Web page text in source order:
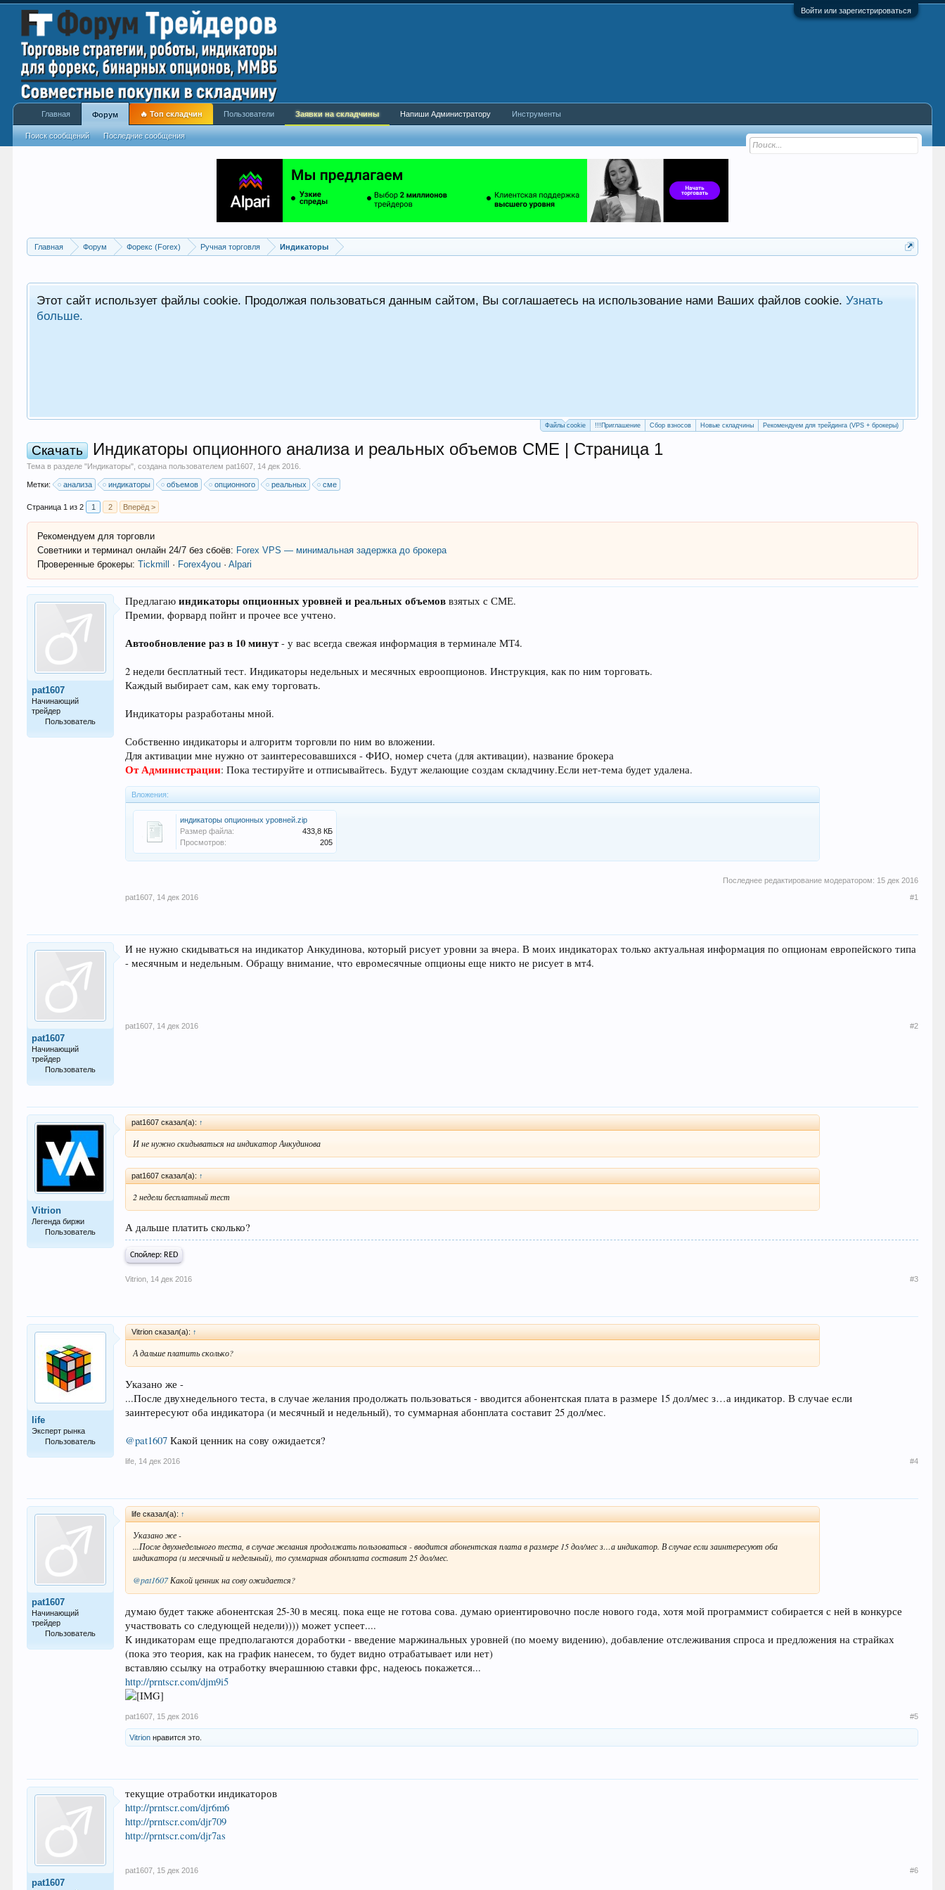
Войти или зарегистрироваться
Главная Форум Форекс (Forex) Ручная торговля Индикаторы
Этот сайт использует файлы cookie. Продолжая пользоваться данным сайтом, Вы соглашаетесь на использование нами Ваших файлов cookie.Узнать
больше.
Файлы cookie !!!Приглашение Сбор взносов Новые складчины Рекомендуем для трейдинга (VPS + брокеры)
Скачать Индикаторы опционного анализа и реальных объемов СМЕ | Страница 1
Тема в разделе "Индикаторы", создана пользователемpat1607 14 дек 2016
Метки: анализа индикаторы объемов опционного реальных сме
Страница 1 из 2 1 2 Вперёд >
Рекомендуем для торговли
Советники и терминал онлайн 24/7 без сбоёв: Forex VPS — минимальная задержка до брокера
Проверенные брокеры: Tickmill · Forex4you ·Alpari
pat1607
Начинающий
трейдер
Пользователь
Предлагаюиндикаторы опционных уровней и реальных объемов взятых с СМЕ.
Премии, форвард пойнт и прочее все учтено.
Автообновление раз в 10 минут- у вас всегда свежая информация в терминале МТ4.
2 недели бесплатный тест. Индикаторы недельных и месячных евроопционов. Инструкция, как по ним торговать.
Каждый выбирает сам, как ему торговать.
Индикаторы разработаны мной.
Собственно индикаторы и алгоритм торговли по ним во вложении.
Для активации мне нужно от заинтересовавшихся - ФИО, номер счета (для активации), название брокера
От Администрации: Пока тестируйте и отписывайтесь. Будут желающие создам складчину.Если нет-тема будет удалена.
Вложения:
индикаторы опционных уровней.zip
Размер файла:
433,8 КБ
Просмотров:
205
Последнее редактирование модератором: 15 дек 2016
pat1607 14 дек 2016 #1
pat1607
Начинающий
трейдер
Пользователь
И не нужно скидываться на индикатор Анкудинова, который рисует уровни за вчера. В моих индикаторах только актуальная информация по опционам европейского типа
- месячным и недельным. Обращу внимание, что евромесячные опционы еще никто не рисует в мт4.
pat1607 14 дек 2016 #2
Vitrion
Легенда биржи
Пользователь
pat1607 сказал(а): ↑
И не нужно скидываться на индикатор Анкудинова
pat1607 сказал(а): ↑
2 недели бесплатный тест
А дальше платить сколько?
Спойлер: RED
Vitrion 14 дек 2016 #3
life
Эксперт рынка
Пользователь
Vitrion сказал(а): ↑
А дальше платить сколько?
Указано же -
...После двухнедельного теста, в случае желания продолжать пользоваться - вводится абонентская плата в размере 15 дол/мес з…а индикатор. В случае если
заинтересуют оба индикатора (и месячный и недельный), то суммарная абонплата составит 25 дол/мес.
@pat1607 Какой ценник на сову ожидается?
life 14 дек 2016 #4
pat1607
Начинающий
трейдер
Пользователь
life сказал(а): ↑
Указано же -
...После двухнедельного теста, в случае желания продолжать пользоваться - вводится абонентская плата в размере 15 дол/мес з…а индикатор. В случае если заинтересуют оба
индикатора (и месячный и недельный), то суммарная абонплата составит 25 дол/мес.
@pat1607Какой ценник на сову ожидается?
думаю будет также абонентская 25-30 в месяц. пока еще не готова сова. думаю ориентировочно после нового года, хотя мой программист собирается с ней в конкурсе
участвовать со следующей недели)))) может успеет....
К индикаторам еще предполагаются доработки - введение маржинальных уровней (по моему видению), добавление отслеживания спроса и предложения на страйках
(пока это теория, как на график нанесем, то будет видно отрабатывает или нет)
вставляю ссылку на отработку вчерашнюю ставки фрс, надеюсь покажется...
http://prntscr.com/djm9i5
pat1607 15 дек 2016 #5
Vitrion нравится это.
pat1607
текущие отработки индикаторов
http://prntscr.com/djr6m6
http://prntscr.com/djr709
http://prntscr.com/djr7as
pat1607 15 дек 2016 #6
Главная Форум
Поиск сообщений Последние сообщения
🔥 Топ складчин Пользователи Заявки на складчины Напиши Администратору Инструменты